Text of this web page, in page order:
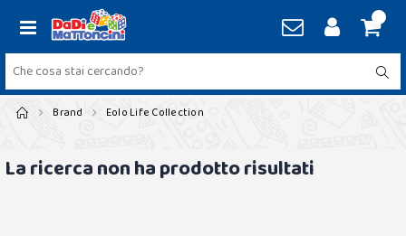
Brand Eolo Life Collection
La ricerca non ha prodotto risultati